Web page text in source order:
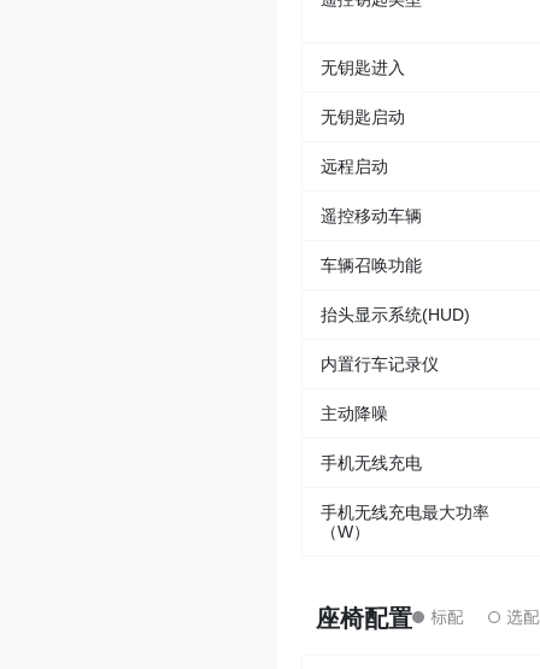
无钥匙进入
无钥匙启动
远程启动
遥控移动车辆
车辆召唤功能
抬头显示系统(HUD)
内置行车记录仪
主动降噪
手机无线充电
手机无线充电最大功率
（W）
座椅配置